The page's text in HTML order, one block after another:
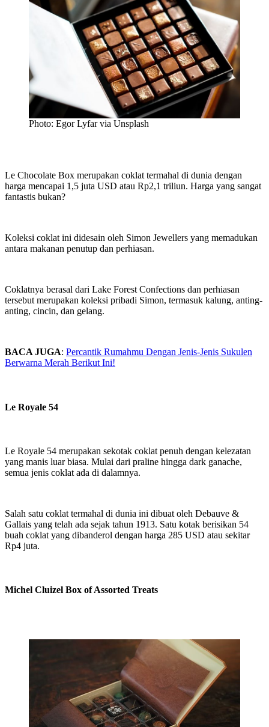
Photo: Egor Lyfar via Unsplash
Le Chocolate Box merupakan coklat termahal di dunia dengan
harga mencapai 1,5 juta USD atau Rp2,1 triliun. Harga yang sangat
fantastis bukan?
Koleksi coklat ini didesain oleh Simon Jewellers yang memadukan
antara makanan penutup dan perhiasan.
Coklatnya berasal dari Lake Forest Confections dan perhiasan
tersebut merupakan koleksi pribadi Simon, termasuk kalung, anting-
anting, cincin, dan gelang.
BACA JUGA: Percantik Rumahmu Dengan Jenis-Jenis Sukulen
Berwarna Merah Berikut Ini!
Le Royale 54
Le Royale 54 merupakan sekotak coklat penuh dengan kelezatan
yang manis luar biasa. Mulai dari praline hingga dark ganache,
semua jenis coklat ada di dalamnya.
Salah satu coklat termahal di dunia ini dibuat oleh Debauve &
Gallais yang telah ada sejak tahun 1913. Satu kotak berisikan 54
buah coklat yang dibanderol dengan harga 285 USD atau sekitar
Rp4 juta.
Michel Cluizel Box of Assorted Treats